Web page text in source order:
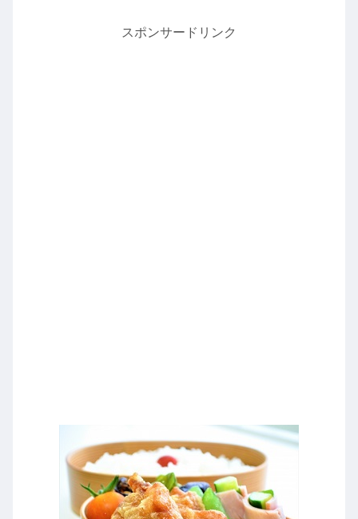
スポンサードリンク